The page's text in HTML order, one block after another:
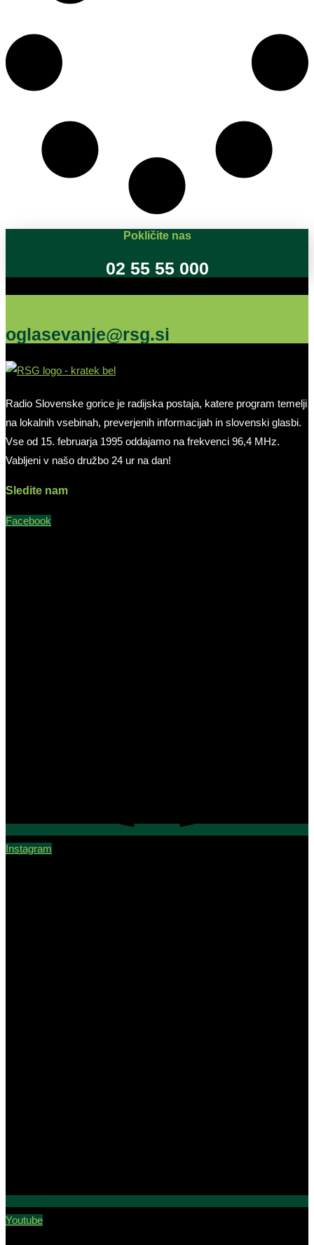
Pokličite nas
02 55 55 000
oglasevanje@rsg.si
Radio Slovenske gorice je radijska postaja, katere program temelji
na lokalnih vsebinah, preverjenih informacijah in slovenski glasbi.
Vse od 15. februarja 1995 oddajamo na frekvenci 96,4 MHz.
Vabljeni v našo družbo 24 ur na dan!
Sledite nam
Facebook
Instagram
Youtube